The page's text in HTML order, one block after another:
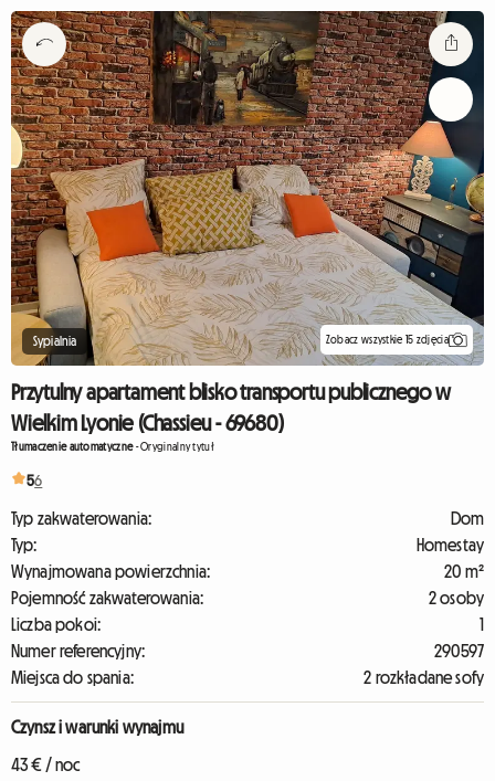
Sypialnia Zobacz wszystkie 15 zdjęcia
Przytulny apartament blisko transportu publicznego w
Wielkim Lyonie (Chassieu - 69680)
Tłumaczenie automatyczne-Oryginalny tytuł
56
Typ zakwaterowania:
Dom
Typ:
Homestay
Wynajmowana powierzchnia:
20 m²
Pojemność zakwaterowania:
2 osoby
Liczba pokoi:
1
Numer referencyjny:
290597
Miejsca do spania:
2 rozkładane sofy
Czynsz i warunki wynajmu
43 € / noc